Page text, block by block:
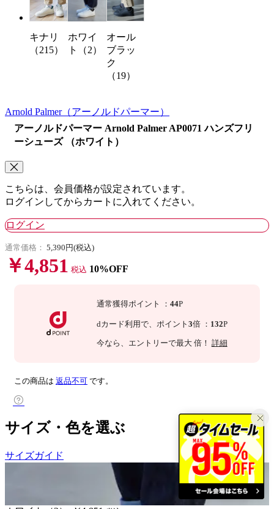
キナリ
（215）
ホワイ
ト（2）
オール
ブラッ
ク
（19）
Arnold Palmer（アーノルドパーマー）
アーノルドパーマー Arnold Palmer AP0071 ハンズフリ
ーシューズ （ホワイト）
こちらは、会員価格が設定されています。
ログインしてからカートに入れてください。
ログイン
通常価格： 5,390円(税込)
￥4,851 税込 10%OFF
通常獲得ポイント ： 44P
dカード利用で、 ポイント 3倍 ： 132P
今なら 、エントリーで最大 倍！ 詳細
この商品は 返品不可 です。
サイズ・色を選ぶ
サイズガイド